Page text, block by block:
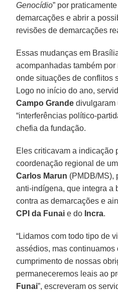
Genocídio” por
demarcações e abrir a
revisões de demarcações
Essas mudanças em
acompanhadas também
onde situações de conflitos
Logo no início do ano,
Campo Grande divulgaram
“interferências político-
chefia da fundação.
Eles criticavam a indicação
coordenação regional de
Carlos Marun (PMDB/MS),
anti-indígena, que integra a
contra as demarcações e
CPI da Funai e do Incra.
“Lidamos com todo tipo de
assédios, mas continuamos
cumprimento de nossas
permaneceremos leais ao
Funai”, escreveram os